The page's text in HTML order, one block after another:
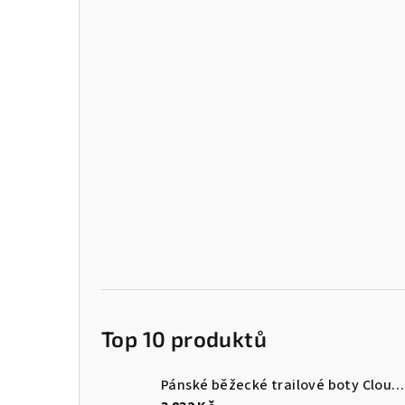
Top 10 produktů
Pánské běžecké trailové boty Cloudultra 3